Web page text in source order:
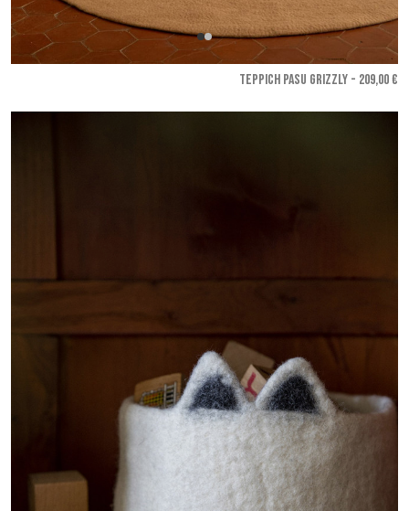
TEPPICH PASU GRIZZLY - 209,00 €